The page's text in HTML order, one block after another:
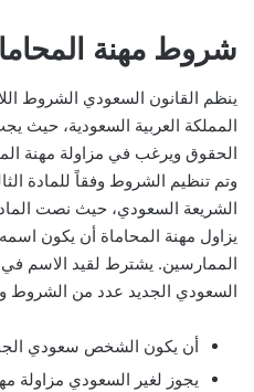
شروط مهنة
ينظم القانون السعودي الشروط
المملكة العربية السعودية،
الحقوق ويرغب في مزاولة مهنة
وتم تنظيم الشروط وفقاً للمادة
الشريعة السعودي، حيث نصت
يزاول مهنة المحاماة أن يكون
الممارسين. يشترط لقيد الاسم
السعودي الجديد عدد من الشروط
أن يكون الشخص سعودي
يجوز لغير السعودي مزاولة